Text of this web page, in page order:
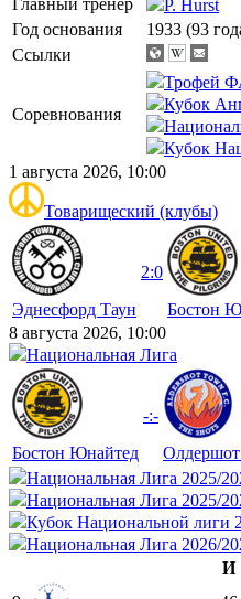
P. Hurst
Год основания
1933 (93
Ссылки
Соревнования
Трофей
Кубок
Кубок
1 августа 2026, 10:00
Товарищеский (клубы)
Эднесфорд Таун
2:0
Бостон
8 августа 2026, 10:00
Национальная Лига
Бостон Юнайтед
-:-
Национальная Лига 2025/
Национальная Лига 2025/
Кубок Национальной лиги
Национальная Лига 2026/
И